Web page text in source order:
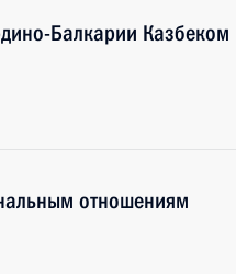
Балкарии Казбеком
отношениям